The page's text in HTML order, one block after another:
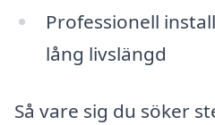
Professionell
lång livslängd
Så vare sig du söker